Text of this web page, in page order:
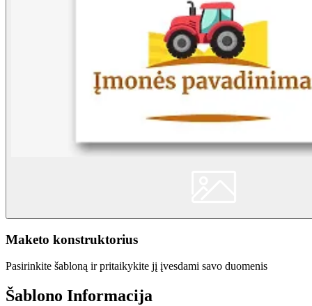
Maketo konstruktorius
Pasirinkite šabloną ir pritaikykite jį įvesdami savo duomenis
Šablono Informacija